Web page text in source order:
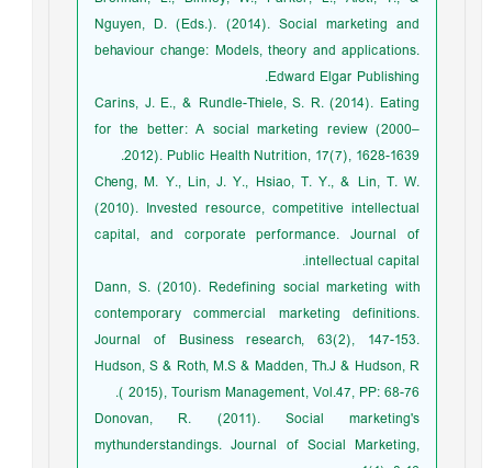
Nguyen, D. (Eds.). (2014). Social marketing and
behaviour change: Models, theory and applications.
Edward Elgar Publishing.
Carins, J. E., & Rundle-Thiele, S. R. (2014). Eating
for the better: A social marketing review (2000–
2012). Public Health Nutrition, 17(7), 1628-1639.
Cheng, M. Y., Lin, J. Y., Hsiao, T. Y., & Lin, T. W.
(2010). Invested resource, competitive intellectual
capital, and corporate performance. Journal of
intellectual capital.
Dann, S. (2010). Redefining social marketing with
contemporary commercial marketing definitions.
Journal of Business research, 63(2), 147-153.
Hudson, S & Roth, M.S & Madden, Th.J & Hudson, R
( 2015), Tourism Management, Vol.47, PP: 68-76.
Donovan, R. (2011). Social marketing's
mythunderstandings. Journal of Social Marketing,